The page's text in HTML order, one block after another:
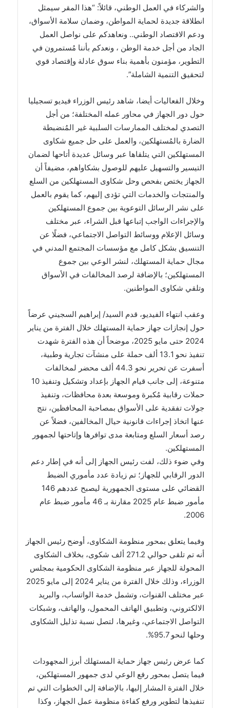
والشركاء في العمل الوطني، قائلاً: “هذا المقر سيمثل
انطلاقة جديدة لحماية المواطن، وضمان سلامة الأسواق،
ودعم الاقتصاد الوطني.. ونعاهدكم على نواصل العمل
الجاد من أجل خدمة الوطن ، ونعدكم بأننا مُستمرون في
التطوير، مؤمنون بأهمية بناء سوق عادلة وإقتصاد قوي
لتحقيق التنمية الشاملة”.
وخلال الفعاليات أيضا، شاهد رئيس الوزراء فيديو تسجيليا
حول دور الجهاز في محاور عمله المختلفة؛ من أجل
التصدي لمختلف الممارسات السلبية غير المُنضبطة
الضارة بالمُستهلكين، والعمل على حل جميع شكاوى
المستهلكين التي يتلقاها عبر وسائل عديدة أتاحها لضمان
التيسير والتسهيل عليهم للوصول بشكاواهم، مضيفاً أن
الجهاز يختص بفحص وحل شكاوى المستهلكين من السلع
والمنتجات والخدمات التي تؤدى إليهم، كما يقوم بالعمل
على نشر الرسائل التوعوية بين جموع المستهلكين
والإجراءات الواجب إتباعها قبل الشراء، عبر مختلف
وسائل الإعلام ووسائط التواصل الاجتماعي، فضلًا عن
التنسيق بشكل كامل مع مؤسسات المجتمع المدني في
مجال حماية المستهلك، لنشر الوعي بين جموع
المستهلكين؛ بالإضافة لرصد المخالفات في الأسواق
وتلقي شكاوى المواطنين.
وعقب انتهاء الفيديو، قدم السيد/ إبراهيم السجيني عرضاً
حول إنجازات جهاز حماية المستهلك خلال الفترة من يناير
2024 حتى مايو 2025، موضحاً أن هذه الفترة شهدت
تنفيذ نحو 13.1 ألف حملة على منشآت تجارية وطبية،
أسفرت عن تحرير نحو 44.3 ألف محضر لمخالفات
متنوعة، إلى جانب قيام الجهاز بإعداد وتشكيل وتنفيذ 10
حملات رقابية مُكبرة وموسعة بعدة محافظات، وتنفيذ
جولات تفقدية على الأسواق بمصاحبة المحافظين، نتج
عنها اتخاذ إجراءات قانونية حيال المخالفين، فضلاً عن
رصد أسعار السلع ومتابعة مدى توافرها وإتاحتها لجمهور
المستهلكين.
وفي ضوء ذلك، لفت رئيس الجهاز إلى أنه في إطار دعم
الدور الرقابي للجهاز؛ تم زيادة عدد مأموري الضبط
القضائي على مستوى الجمهورية ليصبح عددهم 146
مأمور ضبط عام 2025 مقارنة بـ 46 مأمور ضبط عام
2006.
وفيما يتعلق بمحور منظومة الشكاوى، أوضح رئيس الجهاز
أنه تم تلقى حوالي 271.2 ألف شكوى، بخلاف الشكاوى
المحولة للجهاز عبر منظومة الشكاوى الحكومية بمجلس
الوزراء، وذلك خلال الفترة من يناير 2024 إلى مايو 2025
عبر مختلف القنوات، وتشمل خدمة الواتساب، والبريد
الالكتروني، وتطبيق الهاتف المحمول، والهاتف، وشبكات
التواصل الاجتماعي، وغيرها، لتصل نسبة تذليل الشكاوى
وحلها لنحو 95.7%.
كما عرض رئيس جهاز حماية المستهلك أبرز المجهودات
فيما يتصل بمحور رفع الوعي لدى جمهور المستهلكين،
خلال الفترة المشار إليها، بالإضافة إلى الخطوات التي تم
تنفيذها لتطوير ورفع كفاءة منظومة عمل الجهاز، وكذا